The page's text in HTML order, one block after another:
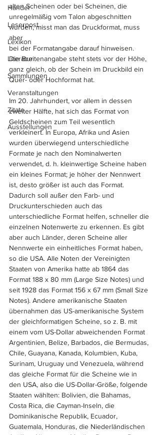
Handel
Leserpost
Lexikon
Literatur
Sammlungen
Veranstaltungen
Zitate
Ausstellungen
alten Scheinen oder bei Scheinen, die
unregelmäßig vom Talon abgeschnitten
wurden, misst man das Druckformat, muss
aber
bei der Formatangabe darauf hinweisen.
Die Breitenangabe steht stets vor der Höhe,
ganz gleich, ob der Schein im Druckbild ein
Quer- oder Hochformat hat.
Im 20. Jahrhundert, vor allem in dessen
zweiter Hälfte, hat sich das Format von
Geldscheinen zum Teil wesentlich
verkleinert. In Europa, Afrika und Asien
wurden überwiegend unterschiedliche
Formate je nach den Nominalwerten
verwendet, d. h. kleinwertige Scheine haben
ein kleines Format; je höher der Nennwert
ist, desto größer ist auch das Format.
Dadurch soll außer den Farb- und
Druckunterschieden auch das
unterschiedliche Format helfen, schneller die
einzelnen Notenwerte zu erkennen. Es gibt
aber auch Länder, deren Scheine aller
Nennwerte ein einheitliches Format haben,
so die USA. Alle Noten der Vereinigten
Staaten von Amerika hatte ab 1864 das
Format 188 x 80 mm (Large Size Notes) und
seit 1928 das Format 156 x 67 mm (Small Size
Notes). Andere amerikanische Staaten
übernahmen das US-amerikanische System
der gleichformatigen Scheine, so z. B. mit
einem vom US-Dollar abweichenden Format
Argentinien, Belize, Barbados, die Bermudas,
Chile, Guayana, Kanada, Kolumbien, Kuba,
Surinam, Uruguay und Venezuela, während
das gleiche Format für die Scheine wie in
den USA, also die US-Dollar-Größe, folgende
Staaten wählten: Bolivien, die Bahamas,
Costa Rica, die Cayman-Inseln, die
Dominikanische Republik, Ecuador,
Guatemala, Honduras, die Niederländischen